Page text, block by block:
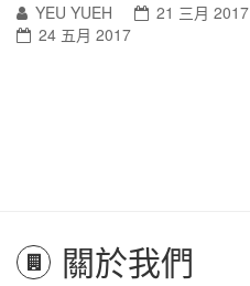
YEU YUEH 21 三月 2017
24 五月 2017
關於我們